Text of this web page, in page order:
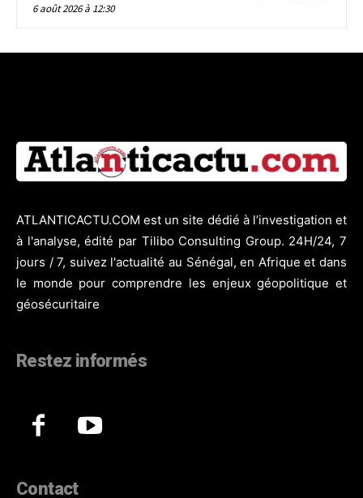
6 août 2026 à 12:30
ATLANTICACTU.COM est un site dédié à l’investigation et
à l'analyse, édité par Tilibo Consulting Group. 24H/24, 7
jours / 7, suivez l'actualité au Sénégal, en Afrique et dans
le monde pour comprendre les enjeux géopolitique et
géosécuritaire
Restez informés
Contact